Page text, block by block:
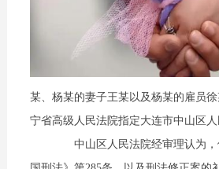
某、杨某的妻子王某以及杨某的雇员徐
宁省高级人民法院指定大连市中山区人
中山区人民法院经审理认为，依